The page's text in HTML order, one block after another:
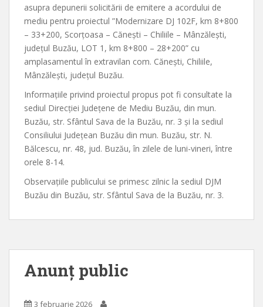
asupra depunerii solicitării de emitere a acordului de
mediu pentru proiectul ”Modernizare DJ 102F, km 8+800
– 33+200, Scorțoasa – Cănești – Chiliile – Mânzălești,
județul Buzău, LOT 1, km 8+800 – 28+200” cu
amplasamentul în extravilan com. Cănești, Chiliile,
Mânzălești, județul Buzău.
Informațiile privind proiectul propus pot fi consultate la
sediul Direcției Județene de Mediu Buzău, din mun.
Buzău, str. Sfântul Sava de la Buzău, nr. 3 și la sediul
Consiliului Județean Buzău din mun. Buzău, str. N.
Bălcescu, nr. 48, jud. Buzău, în zilele de luni-vineri, între
orele 8-14.
Observațiile publicului se primesc zilnic la sediul DJM
Buzău din Buzău, str. Sfântul Sava de la Buzău, nr. 3.
Anunț public
3 februarie 2026